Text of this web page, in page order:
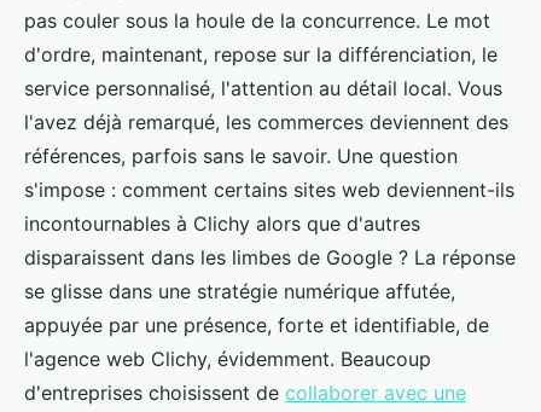
pas couler sous la houle de la concurrence. Le mot
d'ordre, maintenant, repose sur la différenciation, le
service personnalisé, l'attention au détail local. Vous
l'avez déjà remarqué, les commerces deviennent des
références, parfois sans le savoir. Une question
s'impose : comment certains sites web deviennent-ils
incontournables à Clichy alors que d'autres
disparaissent dans les limbes de Google ? La réponse
se glisse dans une stratégie numérique affutée,
appuyée par une présence, forte et identifiable, de
l'agence web Clichy, évidemment. Beaucoup
d'entreprises choisissent de collaborer avec une